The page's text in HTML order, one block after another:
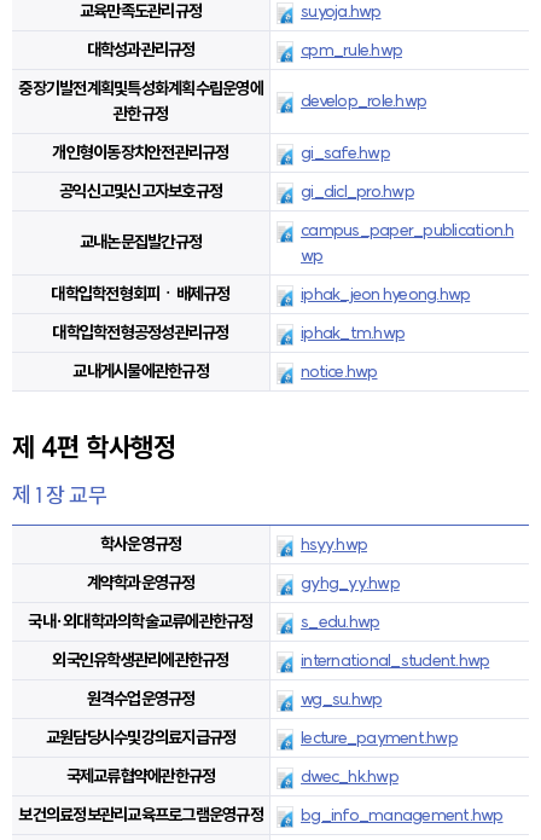
교육만족도관리규정
suyoja.hwp
대학성과관리규정
cpm_rule.hwp
중장기발전계획및특성화계획수립운영에
관한규정
develop_role.hwp
개인형이동장치안전관리규정
gi_safe.hwp
공익신고및신고자보호규정
gi_dicl_pro.hwp
교내논문집발간규정
campus_paper_publication.h
wp
대학입학전형회피ㆍ배제규정
iphak_jeon hyeong.hwp
대학입학전형공정성관리규정
iphak_tm.hwp
교내게시물에관한규정
notice.hwp
제 4편 학사행정
제 1 장 교무
학사운영규정
hsyy.hwp
계약학과운영규정
gyhg_yy.hwp
국내·외대학과의학술교류에관한규정
s_edu.hwp
외국인유학생관리에관한규정
international_student.hwp
원격수업운영규정
wg_su.hwp
교원담당시수및강의료지급규정
lecture_payment.hwp
국제교류협약에관한규정
dwec_hk.hwp
보건의료정보관리교육프로그램운영규정
bg_info_management.hwp